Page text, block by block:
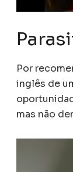
Por
inglês de
mas não